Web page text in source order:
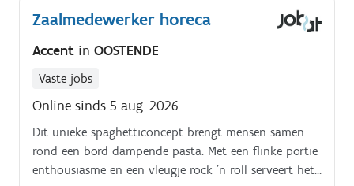
Zaalmedewerker horeca
Accent in OOSTENDE
Vaste jobs
Online sinds 5 aug. 2026
Dit unieke spaghetticoncept brengt mensen samen
rond een bord dampende pasta. Met een flinke portie
enthousiasme en een vleugje rock ’n roll serveert het